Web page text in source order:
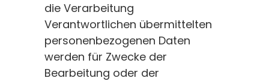
die Verarbeitung
Verantwortlichen übermittelten
personenbezogenen Daten
werden für Zwecke der
Bearbeitung oder der